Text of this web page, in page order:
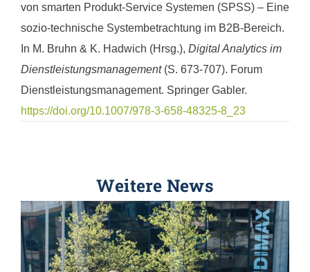
von smarten Produkt-Service Systemen (SPSS) – Eine
sozio-technische Systembetrachtung im B2B-Bereich.
In M. Bruhn & K. Hadwich (Hrsg.), Digital Analytics im
Dienstleistungsmanagement (S. 673-707). Forum
Dienstleistungsmanagement. Springer Gabler.
https://doi.org/10.1007/978-3-658-48325-8_23
Weitere News